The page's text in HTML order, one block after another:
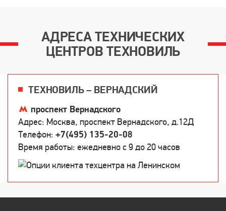
АДРЕСА ТЕХНИЧЕСКИХ
ЦЕНТРОВ ТЕХНОВИЛЬ
ТЕХНОВИЛЬ – ВЕРНАДСКИЙ
проспект Вернадского
Адрес: Москва, проспект Вернадского, д.12Д
Телефон: +7(495) 135-20-08
Время работы: ежедневно c 9 до 20 часов